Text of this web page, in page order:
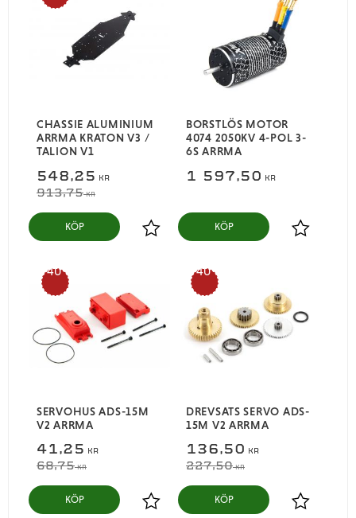
CHASSIE ALUMINIUM
ARRMA KRATON V3 /
TALION V1
548,25 KR
913,75KR
%
Lägg till i favoriter
KÖP
BORSTLÖS MOTOR
4074 2050KV 4-POL 3-
6S ARRMA
1 597,50 KR
Lägg till i
KÖP
SERVOHUS ADS-15M
V2 ARRMA
41,25 KR
68,75KR
40
%
Lägg till i favoriter
KÖP
DREVSATS SERVO ADS-
15M V2 ARRMA
136,50 KR
227,50KR
40
%
Lägg till i
KÖP